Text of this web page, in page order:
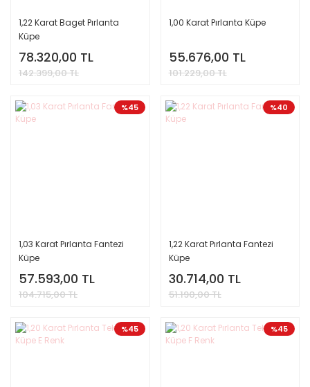
1,22 Karat Baget Pırlanta
Küpe
78.320,00 TL
142.399,00 TL
1,00 Karat Pırlanta Küpe
55.676,00 TL
101.229,00 TL
%45
1,03 Karat Pırlanta Fantezi
Küpe
57.593,00 TL
104.715,00 TL
%40
1,22 Karat Pırlanta Fantezi
Küpe
30.714,00 TL
51.190,00 TL
%45 %45